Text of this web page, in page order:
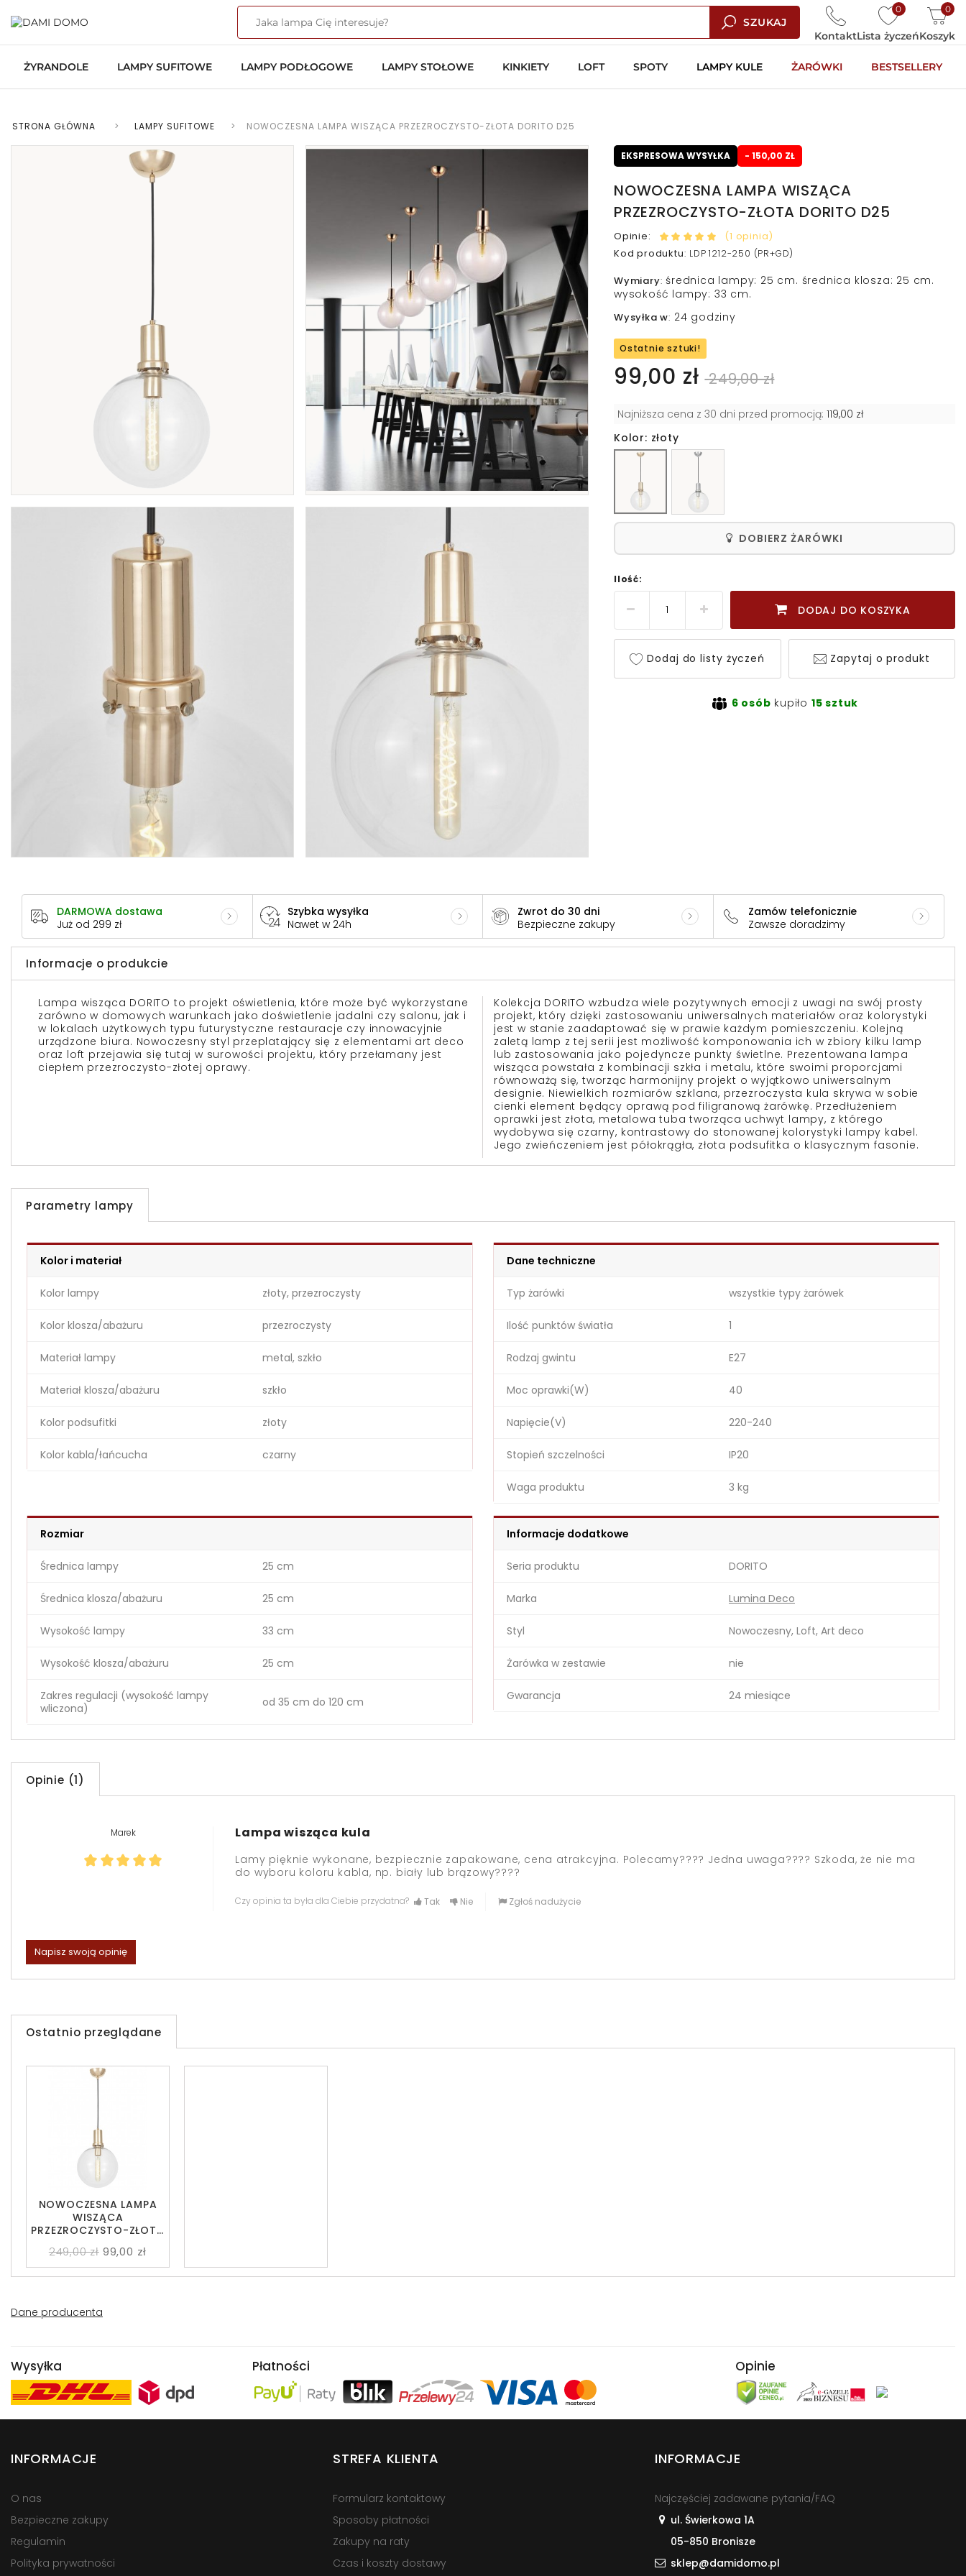
SZUKAJ
0
Lista życzeń
0
Koszyk
Kontakt
ŻYRANDOLE LAMPY SUFITOWE LAMPY PODŁOGOWE LAMPY STOŁOWE KINKIETY LOFT SPOTY LAMPY KULE ŻARÓWKI BESTSELLERY
STRONA GŁÓWNA > LAMPY SUFITOWE > NOWOCZESNA LAMPA WISZĄCA PRZEZROCZYSTO-ZŁOTA DORITO D25
EKSPRESOWA WYSYŁKA - 150,00 ZŁ
NOWOCZESNA LAMPA WISZĄCA
PRZEZROCZYSTO-ZŁOTA DORITO D25
Opinie:
(1 opinia)
Kod produktu: LDP 1212-250 (PR+GD)
Wymiary: średnica lampy: 25 cm. średnica klosza: 25 cm.
wysokość lampy: 33 cm.
Wysyłka w: 24 godziny
Ostatnie sztuki!
99,00 zł 249,00 zł
Najniższa cena z 30 dni przed promocją: 119,00 zł
Kolor: złoty
DOBIERZ ŻARÓWKI
Ilość:
DODAJ DO KOSZYKA
Dodaj do listy życzeń Zapytaj o produkt
6 osób kupiło 15 sztuk
DARMOWA dostawa
Już od 299 zł
Szybka wysyłka
Nawet w 24h
Zwrot do 30 dni
Bezpieczne zakupy
Zamów telefonicznie
Zawsze doradzimy
Informacje o produkcie
Lampa wisząca DORITO to projekt oświetlenia, które może być wykorzystane
zarówno w domowych warunkach jako doświetlenie jadalni czy salonu, jak i
w lokalach użytkowych typu futurystyczne restauracje czy innowacyjnie
urządzone biura. Nowoczesny styl przeplatający się z elementami art deco
oraz loft przejawia się tutaj w surowości projektu, który przełamany jest
ciepłem przezroczysto-złotej oprawy.
Kolekcja DORITO wzbudza wiele pozytywnych emocji z uwagi na swój prosty
projekt, który dzięki zastosowaniu uniwersalnych materiałów oraz kolorystyki
jest w stanie zaadaptować się w prawie każdym pomieszczeniu. Kolejną
zaletą lamp z tej serii jest możliwość komponowania ich w zbiory kilku lamp
lub zastosowania jako pojedyncze punkty świetlne. Prezentowana lampa
wisząca powstała z kombinacji szkła i metalu, które swoimi proporcjami
równoważą się, tworząc harmonijny projekt o wyjątkowo uniwersalnym
designie. Niewielkich rozmiarów szklana, przezroczysta kula skrywa w sobie
cienki element będący oprawą pod filigranową żarówkę. Przedłużeniem
oprawki jest złota, metalowa tuba tworząca uchwyt lampy, z którego
wydobywa się czarny, kontrastowy do stonowanej kolorystyki lampy kabel.
Jego zwieńczeniem jest półokrągła, złota podsufitka o klasycznym fasonie.
Parametry lampy
Kolor i materiał
Kolor lampy złoty, przezroczysty
Kolor klosza/abażuru przezroczysty
Materiał lampy metal, szkło
Materiał klosza/abażuru szkło
Kolor podsufitki złoty
Kolor kabla/łańcucha czarny
Dane techniczne
Typ żarówki wszystkie typy żarówek
Ilość punktów światła 1
Rodzaj gwintu E27
Moc oprawki(W) 40
Napięcie(V) 220-240
Stopień szczelności IP20
Waga produktu 3 kg
Rozmiar
Średnica lampy 25 cm
Średnica klosza/abażuru 25 cm
Wysokość lampy 33 cm
Wysokość klosza/abażuru 25 cm
Zakres regulacji (wysokość lampy
wliczona)
od 35 cm do 120 cm
Informacje dodatkowe
Seria produktu DORITO
Marka Lumina Deco
Styl Nowoczesny, Loft, Art deco
Żarówka w zestawie nie
Gwarancja 24 miesiące
Opinie (1)
Marek Lampa wisząca kula
Lamy pięknie wykonane, bezpiecznie zapakowane, cena atrakcyjna. Polecamy???? Jedna uwaga???? Szkoda, że nie ma
do wyboru koloru kabla, np. biały lub brązowy????
Czy opinia ta była dla Ciebie przydatna? Tak Nie Zgłoś nadużycie
Napisz swoją opinię
Ostatnio przeglądane
NOWOCZESNA LAMPA
WISZĄCA
PRZEZROCZYSTO-ZŁOTA
249,00 zł 99,00 zł
Dane producenta
Wysyłka Płatności Opinie
INFORMACJE
O nas
Bezpieczne zakupy
Regulamin
Polityka prywatności
STREFA KLIENTA
Formularz kontaktowy
Sposoby płatności
Zakupy na raty
Czas i koszty dostawy
INFORMACJE
Najczęściej zadawane pytania/FAQ
ul. Świerkowa 1A
05-850 Bronisze
sklep@damidomo.pl